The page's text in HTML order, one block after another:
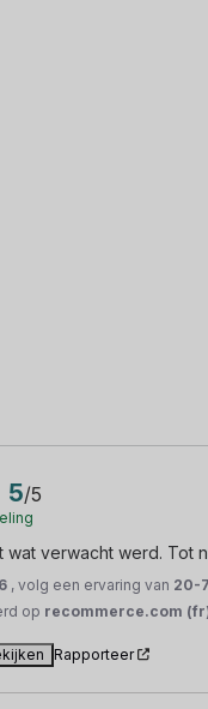
5/5
wat verwacht werd. Tot
, volg een ervaring van 20-
op recommerce.com
Rapporteer